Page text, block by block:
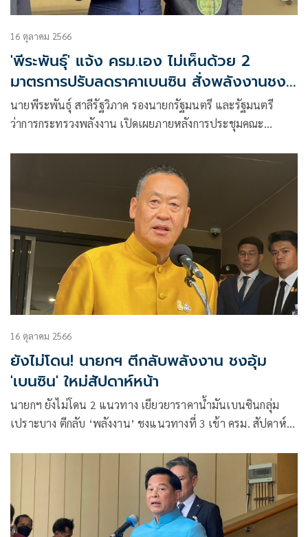
16 ตุลาคม 2566
'พีระพันธุ์' แจ้ง ครม.เอง ไม่เห็นด้วย 2
มาตรการปรับลดราคาเบนซิน สั่งพลังงานชง
ใหม่
นายพีระพันธุ์ สาลีรัฐวิภาค รองนายกรัฐมนตรี และรัฐมนตรี
ว่าการกระทรวงพลังงาน เปิดเผยภายหลังการประชุมคณะ
แนวทางการปรับลดราคาค่าน้ำมันเบนซิน เพื่อช่วยลดค่าครอง
16 ตุลาคม 2566
ยังไม่โดน! นายกฯ ตีกลับพลังงาน ชงอุ้ม
'เบนซิน' ใหม่สัปดาห์หน้า
นายกฯ ยังไม่โดน 2 แนวทาง เยียวยาราคาน้ำมันเบนซินกลุ่ม
เปราะบาง ตีกลับ ‘พลังงาน’ ชงแนวทางที่ 3 เข้า ครม. สัปดาห์